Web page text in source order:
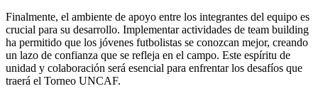
Finalmente, el ambiente de apoyo entre los integrantes del equipo es
crucial para su desarrollo. Implementar actividades de team building
ha permitido que los jóvenes futbolistas se conozcan mejor, creando
un lazo de confianza que se refleja en el campo. Este espíritu de
unidad y colaboración será esencial para enfrentar los desafíos que
traerá el Torneo UNCAF.